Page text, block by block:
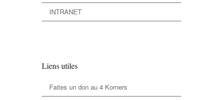
INTRANET
Liens utiles
Faites un don au 4 Korners